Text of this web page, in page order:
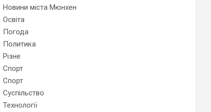
Новини міста Мюнхен
Освіта
Погода
Политика
Різне
Спорт
Спорт
Суспільство
Технології